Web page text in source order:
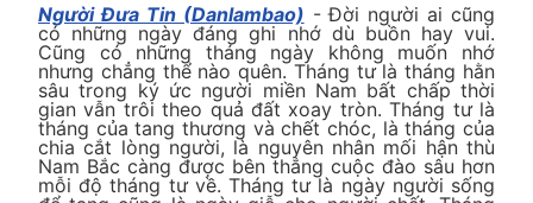
Người Đưa Tin (Danlambao) - Đời người ai cũng
có những ngày đáng ghi nhớ dù buồn hay vui.
Cũng có những tháng ngày không muốn nhớ
nhưng chẳng thể nào quên. Tháng tư là tháng hằn
sâu trong ký ức người miền Nam bất chấp thời
gian vẫn trôi theo quả đất xoay tròn. Tháng tư là
tháng của tang thương và chết chóc, là tháng của
chia cắt lòng người, là nguyên nhân mối hận thù
Nam Bắc càng được bên thắng cuộc đào sâu hơn
mỗi độ tháng tư về. Tháng tư là ngày người sống